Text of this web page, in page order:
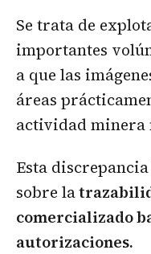
Se trata de
importantes
a que las
áreas
actividad minera
Esta
sobre la
comercializado
autorizaciones.